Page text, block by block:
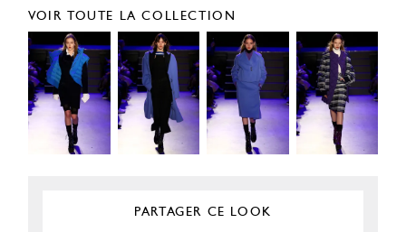
VOIR TOUTE LA COLLECTION
PARTAGER CE LOOK